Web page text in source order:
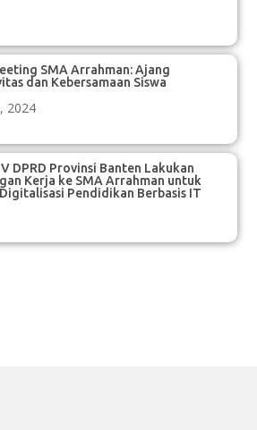
SMA Arrahman: Ajang
dan Kebersamaan Siswa
2024
DPRD Provinsi Banten Lakukan
Kerja ke SMA Arrahman untuk
Pendidikan Berbasis IT